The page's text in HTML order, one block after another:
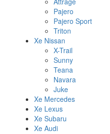
Pajero
Pajero Sport
Triton
Xe Nissan
X-Trail
Sunny
Teana
Navara
Juke
Xe Mercedes
Xe Lexus
Xe Subaru
Xe Audi